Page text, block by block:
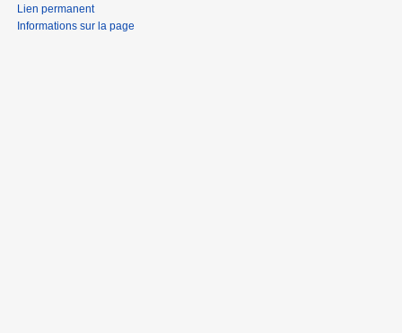
Lien permanent
Informations sur la page